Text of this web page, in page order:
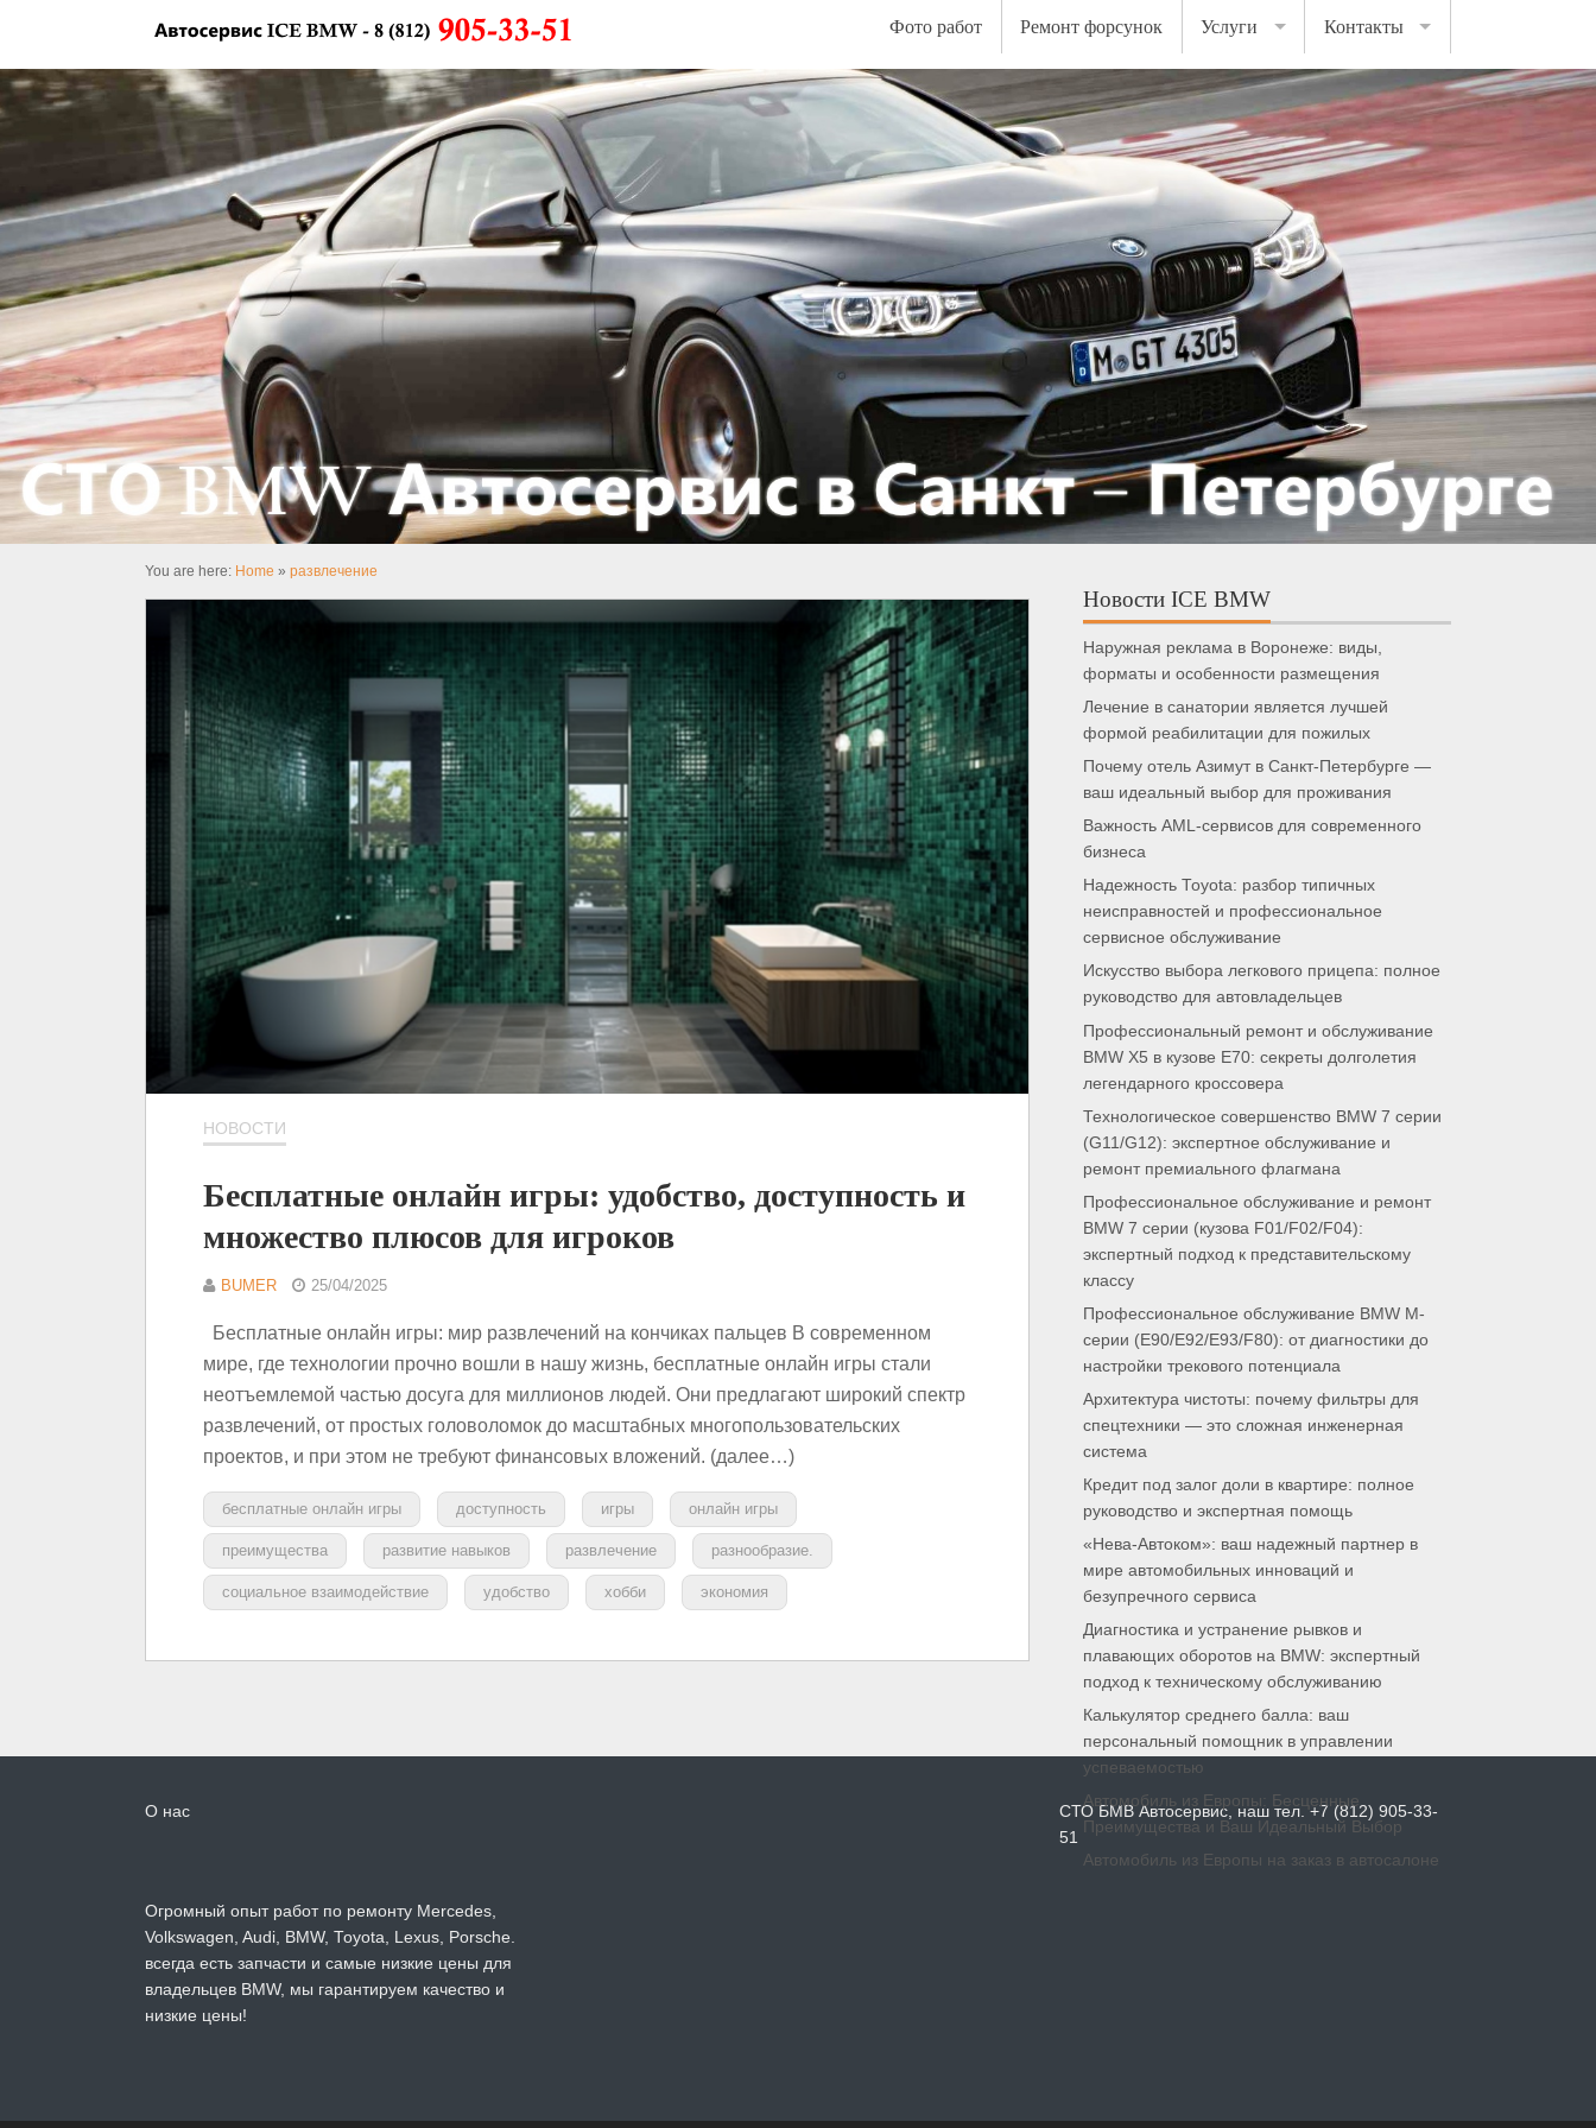
Фото работ Ремонт форсунок Услуги Контакты
You are here: Home » развлечение
НОВОСТИ
Бесплатные онлайн игры: удобство, доступность и
множество плюсов для игроков
BUMER 25/04/2025
Бесплатные онлайн игры: мир развлечений на кончиках пальцев В современном
мире, где технологии прочно вошли в нашу жизнь, бесплатные онлайн игры стали
неотъемлемой частью досуга для миллионов людей. Они предлагают широкий спектр
развлечений, от простых головоломок до масштабных многопользовательских
проектов, и при этом не требуют финансовых вложений. (далее…)
бесплатные онлайн игры доступность игры онлайн игры
преимущества развитие навыков развлечение разнообразие.
социальное взаимодействие удобство хобби экономия
Новости ICE BMW
Наружная реклама в Воронеже: виды,
форматы и особенности размещения
Лечение в санатории является лучшей
формой реабилитации для пожилых
Почему отель Азимут в Санкт-Петербурге —
ваш идеальный выбор для проживания
Важность AML-сервисов для современного
бизнеса
Надежность Toyota: разбор типичных
неисправностей и профессиональное
сервисное обслуживание
Искусство выбора легкового прицепа: полное
руководство для автовладельцев
Профессиональный ремонт и обслуживание
BMW X5 в кузове E70: секреты долголетия
легендарного кроссовера
Технологическое совершенство BMW 7 серии
(G11/G12): экспертное обслуживание и
ремонт премиального флагмана
Профессиональное обслуживание и ремонт
BMW 7 серии (кузова F01/F02/F04):
экспертный подход к представительскому
классу
Профессиональное обслуживание BMW M-
серии (E90/E92/E93/F80): от диагностики до
настройки трекового потенциала
Архитектура чистоты: почему фильтры для
спецтехники — это сложная инженерная
система
Кредит под залог доли в квартире: полное
руководство и экспертная помощь
«Нева-Автоком»: ваш надежный партнер в
мире автомобильных инноваций и
безупречного сервиса
Диагностика и устранение рывков и
плавающих оборотов на BMW: экспертный
подход к техническому обслуживанию
Калькулятор среднего балла: ваш
персональный помощник в управлении
успеваемостью
Автомобиль из Европы: Бесценные
Преимущества и Ваш Идеальный Выбор
Автомобиль из Европы на заказ в автосалоне
О нас
Огромный опыт работ по ремонту Mercedes,
Volkswagen, Audi, BMW, Toyota, Lexus, Porsche.
всегда есть запчасти и самые низкие цены для
владельцев BMW, мы гарантируем качество и
низкие цены!
СТО БМВ Автосервис, наш тел. +7 (812) 905-33-
51